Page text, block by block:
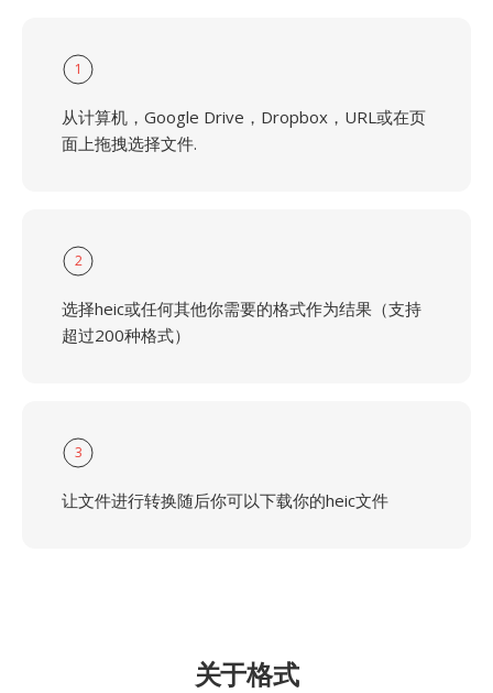
1
从计算机，Google Drive，Dropbox，URL或在页
面上拖拽选择文件.
2
选择heic或任何其他你需要的格式作为结果（支持
超过200种格式）
3
让文件进行转换随后你可以下载你的heic文件
关于格式